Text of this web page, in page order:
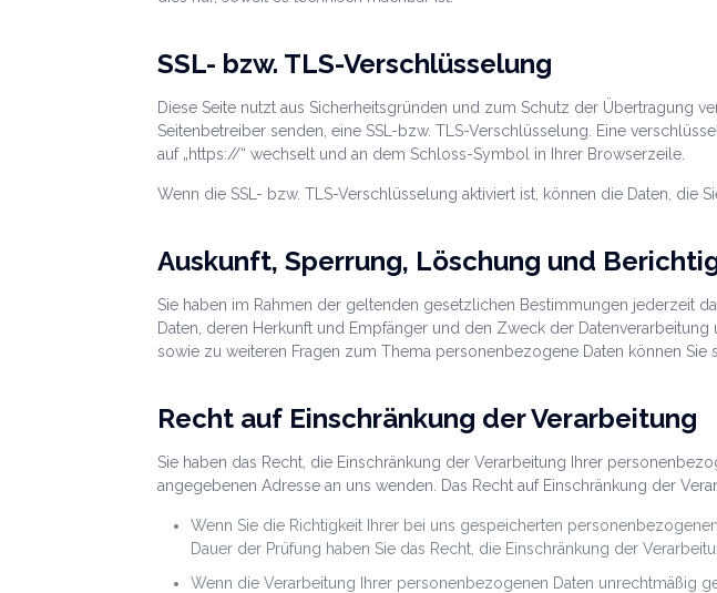
SSL- bzw. TLS-Verschlüsselung
Diese Seite nutzt aus Sicherheitsgründen und zum Schutz der Übertragung
Seitenbetreiber senden, eine SSL-bzw. TLS-Verschlüsselung. Eine
auf „https://“ wechselt und an dem Schloss-Symbol in Ihrer Browserzeile.
Wenn die SSL- bzw. TLS-Verschlüsselung aktiviert ist, können die Daten, die
Auskunft, Sperrung, Löschung und
Sie haben im Rahmen der geltenden gesetzlichen Bestimmungen jederzeit
Daten, deren Herkunft und Empfänger und den Zweck der
sowie zu weiteren Fragen zum Thema personenbezogene Daten können
Recht auf Einschränkung der Verarbeitung
Sie haben das Recht, die Einschränkung der Verarbeitung Ihrer
angegebenen Adresse an uns wenden. Das Recht auf Einschränkung der
Wenn Sie die Richtigkeit Ihrer bei uns gespeicherten
Dauer der Prüfung haben Sie das Recht, die Einschränkung der
Wenn die Verarbeitung Ihrer personenbezogenen Daten unrechtmäßig